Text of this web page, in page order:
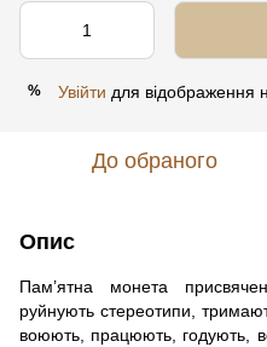
% Увійти для відображення
До обраного
Опис
Пам’ятна монета
руйнують стереотипи,
воюють, працюють, годують,